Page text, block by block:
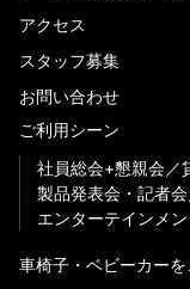
アクセス
スタッフ募集
お問い合わせ
ご利用シーン
社員総会+懇親会
製品発表会・記者会
エンターテインメン
車椅子・ベビーカー